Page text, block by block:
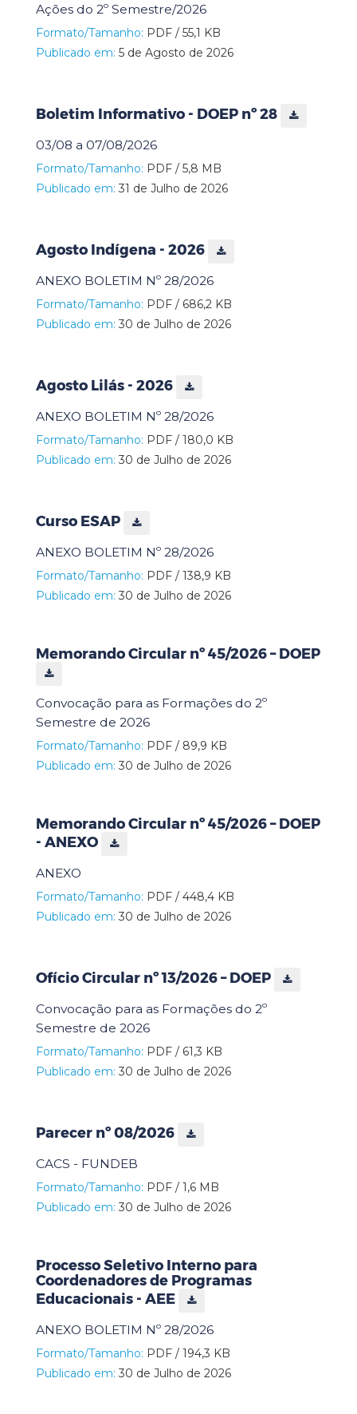
Ações do 2º Semestre/2026
Formato/Tamanho: PDF / 55,1 KB
Publicado em: 5 de Agosto de 2026
Boletim Informativo - DOEP nº 28
03/08 a 07/08/2026
Formato/Tamanho: PDF / 5,8 MB
Publicado em: 31 de Julho de 2026
Agosto Indígena - 2026
ANEXO BOLETIM Nº 28/2026
Formato/Tamanho: PDF / 686,2 KB
Publicado em: 30 de Julho de 2026
Agosto Lilás - 2026
ANEXO BOLETIM Nº 28/2026
Formato/Tamanho: PDF / 180,0 KB
Publicado em: 30 de Julho de 2026
Curso ESAP
ANEXO BOLETIM Nº 28/2026
Formato/Tamanho: PDF / 138,9 KB
Publicado em: 30 de Julho de 2026
Memorando Circular nº 45/2026 – DOEP
Convocação para as Formações do 2º
Semestre de 2026
Formato/Tamanho: PDF / 89,9 KB
Publicado em: 30 de Julho de 2026
Memorando Circular nº 45/2026 – DOEP
- ANEXO
ANEXO
Formato/Tamanho: PDF / 448,4 KB
Publicado em: 30 de Julho de 2026
Ofício Circular nº 13/2026 – DOEP
Convocação para as Formações do 2º
Semestre de 2026
Formato/Tamanho: PDF / 61,3 KB
Publicado em: 30 de Julho de 2026
Parecer nº 08/2026
CACS - FUNDEB
Formato/Tamanho: PDF / 1,6 MB
Publicado em: 30 de Julho de 2026
Processo Seletivo Interno para
Coordenadores de Programas
Educacionais - AEE
ANEXO BOLETIM Nº 28/2026
Formato/Tamanho: PDF / 194,3 KB
Publicado em: 30 de Julho de 2026